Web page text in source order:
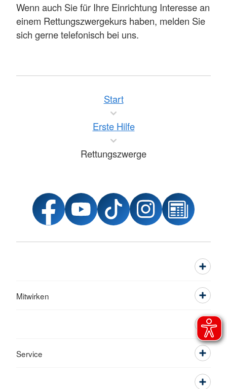
Wenn auch Sie für Ihre Einrichtung Interesse an
einem Rettungszwergekurs haben, melden Sie
sich gerne telefonisch bei uns.
Start
Erste Hilfe
Rettungszwerge
Mitwirken
Service